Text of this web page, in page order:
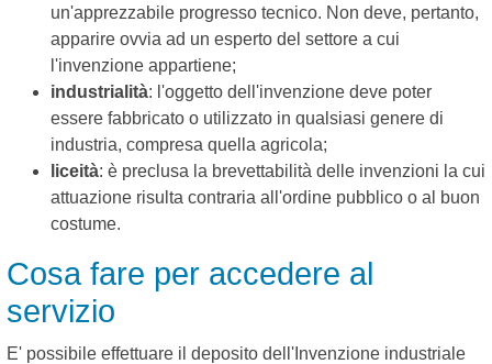
un'apprezzabile progresso tecnico. Non deve, pertanto,
apparire ovvia ad un esperto del settore a cui
l'invenzione appartiene;
industrialità: l'oggetto dell'invenzione deve poter
essere fabbricato o utilizzato in qualsiasi genere di
industria, compresa quella agricola;
liceità: è preclusa la brevettabilità delle invenzioni la cui
attuazione risulta contraria all'ordine pubblico o al buon
costume.
Cosa fare per accedere al
servizio
E' possibile effettuare il deposito dell'Invenzione industriale